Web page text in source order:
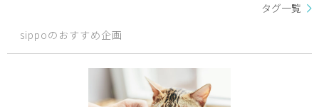
タグ一覧
sippoのおすすめ企画